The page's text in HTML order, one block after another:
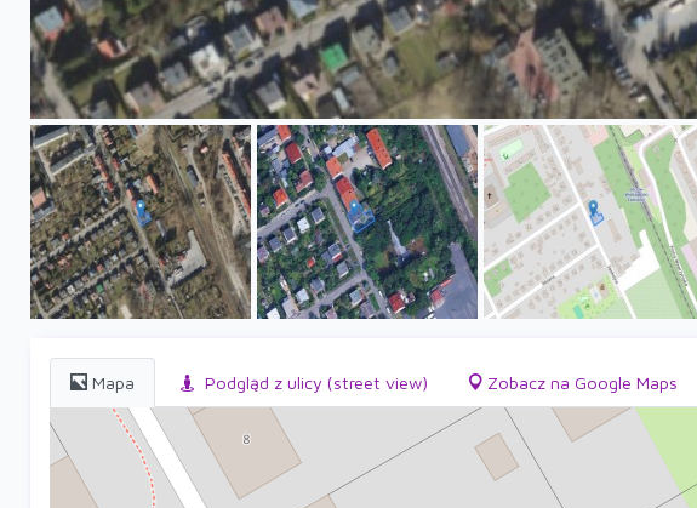
Mapa Podgląd z ulicy (street view) Zobacz na Google Maps